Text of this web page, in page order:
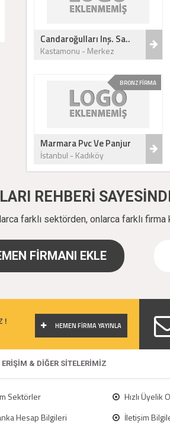
Candaroğulları Inş. Sa..
Kastamonu - Merkez
BRONZ FİRMA
Marmara Pvc Ve Panjur
İstanbul - Kadıköy
REHBERİ
farklı sektörden, onlarca farklı firma
FİRMANI EKLE
! HEMEN FİRMA YAYINLA
& DİĞER SİTELERİMİZ
Sektörler
Hızlı Üyelik
Hesap Bilgileri
İletişim